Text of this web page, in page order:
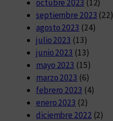
octubre 2023 (12)
septiembre 2023 (22)
agosto 2023 (24)
julio 2023 (13)
junio 2023 (13)
mayo 2023 (15)
marzo 2023 (6)
febrero 2023 (4)
enero 2023 (2)
diciembre 2022 (2)